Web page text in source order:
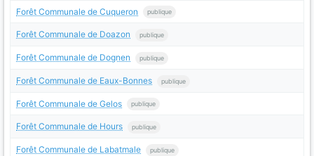
Forêt Communale de Cuqueron publique
Forêt Communale de Doazon publique
Forêt Communale de Dognen publique
Forêt Communale de Eaux-Bonnes publique
Forêt Communale de Gelos publique
Forêt Communale de Hours publique
Forêt Communale de Labatmale publique